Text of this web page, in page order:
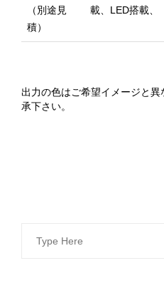
（別途見
積）
載、LED搭載、
出力の色はご希望イメージと
承下さい。
Search